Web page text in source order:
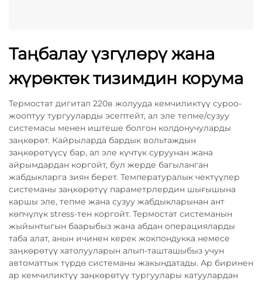
Таңбалау үзгүлөрү жана
жүрөктөк тизимдин корума
Термостат дигитал 220в жолууда кемчиликтүү суроо-
жооптуу тургууларды эсептейт, ал эле тепме/сузуу
системасы менен иштеше болгон колдонучуларды
заңкөрөт. Кайрыларда бардык вольтаждын
заңкөрөтүүсү бар, ал эле күчтүк суруунан жана
айрымдардан коргойт, бул жерде багыланган
жабдыкларга зиян берет. Температуралык чектүүлер
системаны заңкөрөтүү параметрлердин шығышына
каршы эле, тепме жана сузуу жабдыкларынан ант
көпчүлүк stress-тен коргойт. Термостат системанын
жыйынтыгын баарыбыз жана абдан операцияларды
таба алат, анын ичинен керек жокпондукка немесе
заңкөрөтүү хатолууларын алып-ташташыбыз учун
автоматтык түрдө системаны жакындатады. Ар биринен
ар кемчиликтүү заңкөрөтүү тургуулары катуулардан